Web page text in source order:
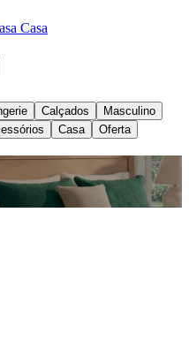
Casa
Calçados
Masculino
Casa Oferta